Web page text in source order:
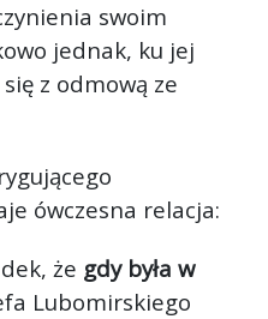
swoim
jednak, ku jej
z odmową ze
ówczesna relacja:
że gdy była w
Lubomirskiego